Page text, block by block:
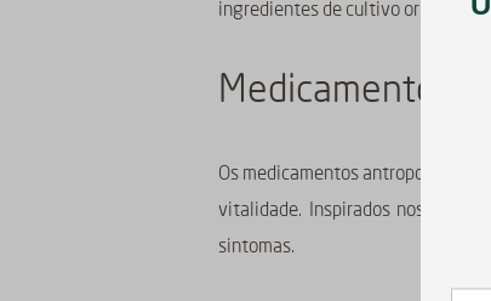
ingredientes de cultivo orgânico,
Medicamentos
Os medicamentos antroposóficos
vitalidade. Inspirados nos
sintomas.